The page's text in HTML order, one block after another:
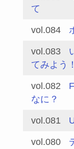
て
vol.084
vol.083
てみよう！
vol.082
なに？
vol.081
vol.080